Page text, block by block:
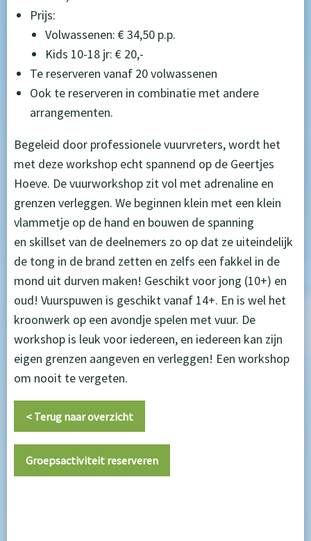
Prijs:
Volwassenen: € 34,50 p.p.
Kids 10-18 jr: € 20,-
Te reserveren vanaf 20 volwassenen
Ook te reserveren in combinatie met andere
arrangementen.
Begeleid door professionele vuurvreters, wordt het
met deze workshop echt spannend op de Geertjes
Hoeve. De vuurworkshop zit vol met adrenaline en
grenzen verleggen. We beginnen klein met een klein
vlammetje op de hand en bouwen de spanning
en skillset van de deelnemers zo op dat ze uiteindelijk
de tong in de brand zetten en zelfs een fakkel in de
mond uit durven maken! Geschikt voor jong (10+) en
oud! Vuurspuwen is geschikt vanaf 14+. En is wel het
kroonwerk op een avondje spelen met vuur. De
workshop is leuk voor iedereen, en iedereen kan zijn
eigen grenzen aangeven en verleggen! Een workshop
om nooit te vergeten.
< Terug naar overzicht
Groepsactiviteit reserveren